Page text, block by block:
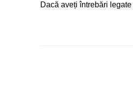
Dacă aveți întrebări